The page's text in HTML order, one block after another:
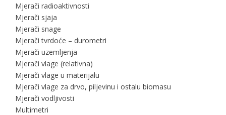
Mjerači radioaktivnosti
Mjerači sjaja
Mjerači snage
Mjerači tvrdoće – durometri
Mjerači uzemljenja
Mjerači vlage (relativna)
Mjerači vlage u materijalu
Mjerači vlage za drvo, piljevinu i ostalu biomasu
Mjerači vodljivosti
Multimetri